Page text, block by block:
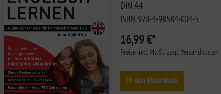
DIN A4
ISBN 978-3-98584-004-5
16,99 €*
Preise inkl. MwSt. zzgl. Versandkosten
In den Warenkorb